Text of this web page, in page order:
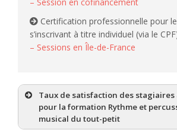
– Session en cofinancement
Certification professionnelle pour
s’inscrivant à titre individuel (via le
– Sessions en Île-de-France
Taux de satisfaction des stagiaires
pour la formation Rythme et
musical du tout-petit